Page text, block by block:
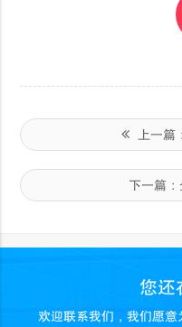
上一篇
下一篇：
您还
欢迎联系我们，我们愿意